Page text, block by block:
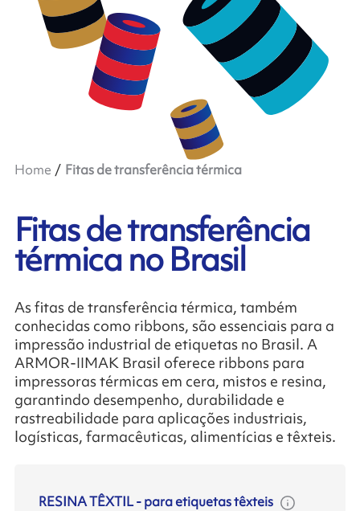
Home Fitas de transferência térmica
Fitas de transferência
térmica no Brasil
As fitas de transferência térmica, também
conhecidas como ribbons, são essenciais para a
impressão industrial de etiquetas no Brasil. A
ARMOR-IIMAK Brasil oferece ribbons para
impressoras térmicas em cera, mistos e resina,
garantindo desempenho, durabilidade e
rastreabilidade para aplicações industriais,
logísticas, farmacêuticas, alimentícias e têxteis.
RESINA TÊXTIL-para etiquetas têxteis